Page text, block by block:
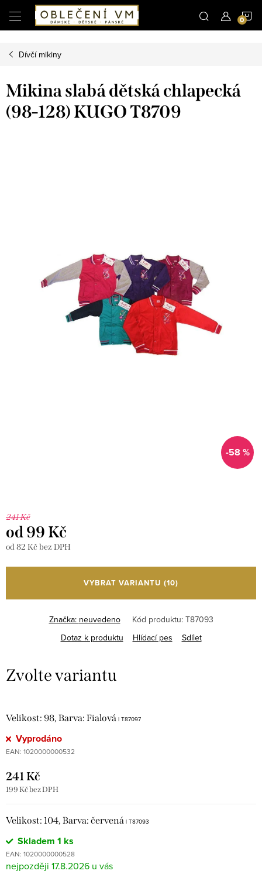
Microsoft Clarity
Přejít
na
Dívčí mikiny
Mikina slabá dětská chlapecká
(98-128) KUGO T8709
-58 %
241 Kč
od99 Kč
od82 Kč bez DPH
cena:
VYBRAT VARIANTU (10)
Značka: neuvedeno Kód produktu: T87093
Dotaz k produktu
Hlídací pes Sdílet
Velikost: 98, Barva: Fialová | T87097
Vyprodáno
EAN: 1020000000532
241 Kč
199 Kč bez DPH
Velikost: 104, Barva: červená | T87093
Skladem 1 ks
EAN: 1020000000528
17.8.2026